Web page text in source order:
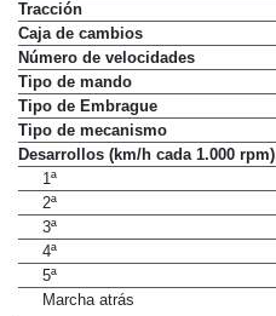
Tracción
Caja de cambios
Número de velocidades
Tipo de mando
Tipo de Embrague
Tipo de mecanismo
Desarrollos (km/h cada 1.000 rpm)
1ª
2ª
3ª
4ª
5ª
Marcha atrás